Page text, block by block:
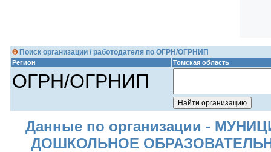
Поиск организации / работодателя по ОГРН/ОГРНИП
Регион Томская область
ОГРН/ОГРНИП
Данные по организации -
ДОШКОЛЬНОЕ